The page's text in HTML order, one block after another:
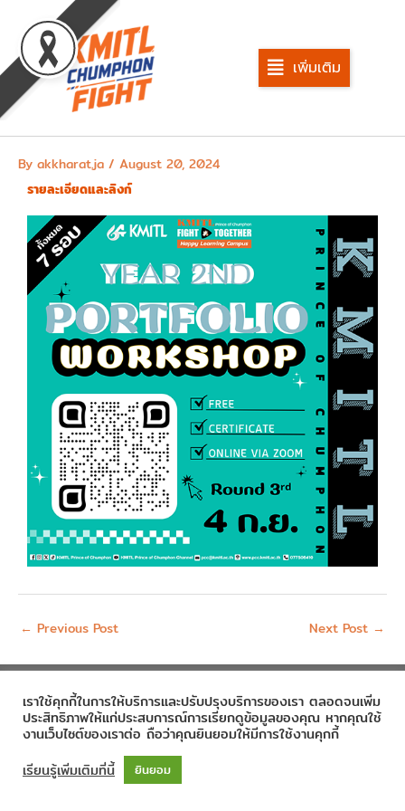
content
เพิ่มเติม
By akkharat.ja / August 20, 2024
รายละเอียดและลิงก์
← Previous Post Next Post →
Copyright © 2020Prince of Chumphon| Powered byCSC
เราใช้คุกกี้ในการให้บริการและปรับปรุงบริการของเรา ตลอดจนเพิ่ม
ประสิทธิภาพให้แก่ประสบการณ์การเรียกดูข้อมูลของคุณ หากคุณใช้
งานเว็บไซต์ของเราต่อ ถือว่าคุณยินยอมให้มีการใช้งานคุกกี้
เรียนรู้เพิ่มเติมที่นี้
ยินยอม